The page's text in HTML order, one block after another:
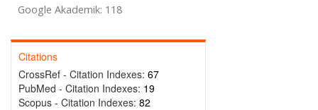
Google Akademik: 118
Citations
CrossRef - Citation Indexes: 67
PubMed - Citation Indexes: 19
Scopus - Citation Indexes: 82